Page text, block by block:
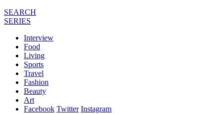
SEARCH
SERIES
Interview
Food
Living
Sports
Travel
Fashion
Beauty
Art
Facebook Twitter Instagram